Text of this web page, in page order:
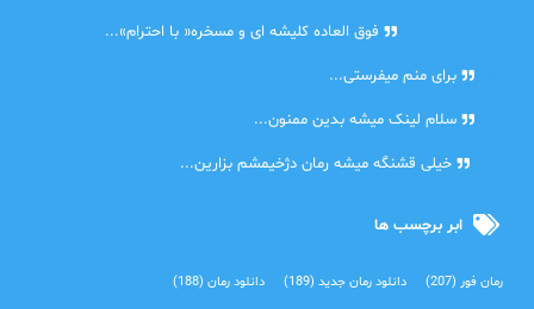
فوق العاده کلیشه ای و مسخره« با احترام»...
برای منم میفرستی...
سلام لینک میشه بدین ممنون...
خیلی قشنگه میشه رمان دژخیمشم بزارین...
ابر برچسب ها
رمان فور(207) دانلود رمان جدید(189) دانلود رمان(188)